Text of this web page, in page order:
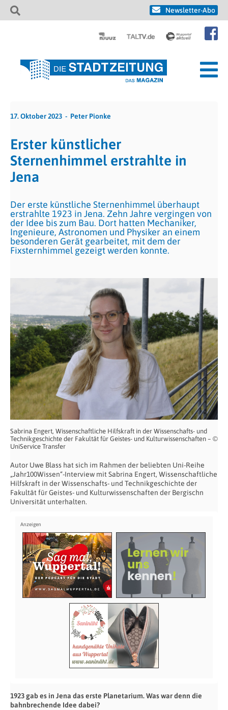
Newsletter-Abo
17. Oktober 2023 Peter Pionke
Erster künstlicher
Sternenhimmel erstrahlte in
Jena
Der erste künstliche Sternenhimmel überhaupt
erstrahlte 1923 in Jena. Zehn Jahre vergingen von
der Idee bis zum Bau. Dort hatten Mechaniker,
Ingenieure, Astronomen und Physiker an einem
besonderen Gerät gearbeitet, mit dem der
Fixsternhimmel gezeigt werden konnte.
Sabrina Engert, Wissenschaftliche Hilfskraft in der Wissenschafts- und
Technikgeschichte der Fakultät für Geistes- und Kulturwissenschaften – ©
UniService Transfer
Autor Uwe Blass hat sich im Rahmen der beliebten Uni-Reihe
„Jahr100Wissen“-Interview mit Sabrina Engert, Wissenschaftliche
Hilfskraft in der Wissenschafts- und Technikgeschichte der
Fakultät für Geistes- und Kulturwissenschaften der Bergischn
Universität unterhalten.
1923 gab es in Jena das erste Planetarium. Was war denn die
bahnbrechende Idee dabei?